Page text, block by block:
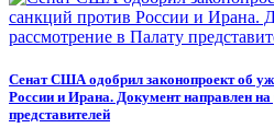
Сенат США одобрил законопроект об
России и Ирана. Документ направлен
представителей